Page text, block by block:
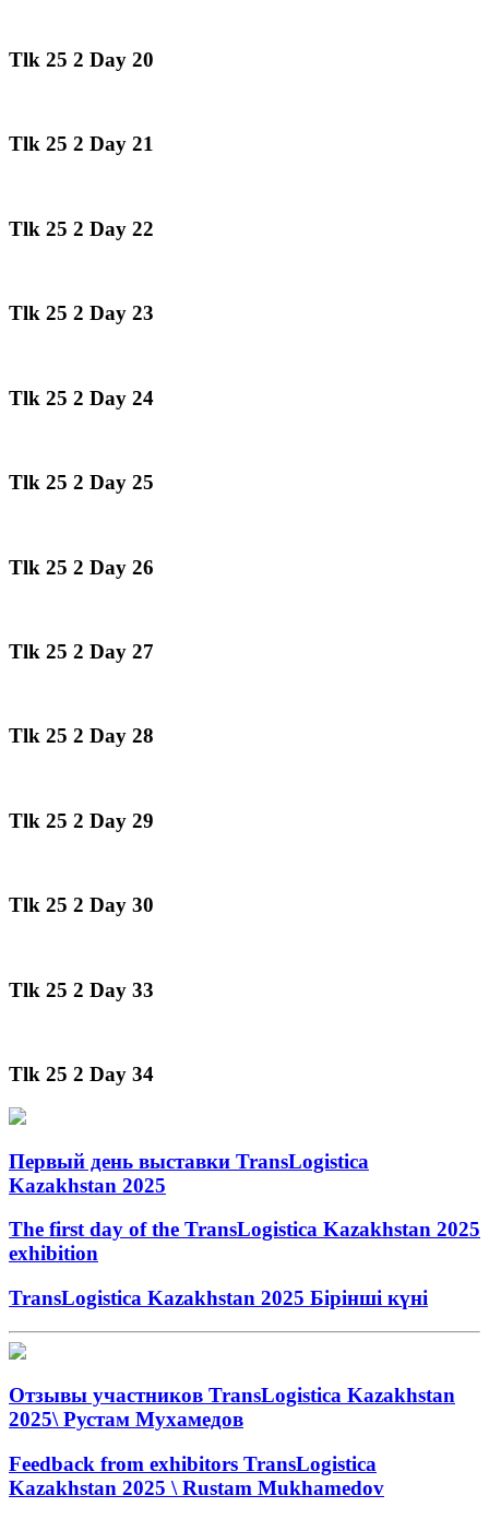
Tlk 25 2 Day 20
Tlk 25 2 Day 21
Tlk 25 2 Day 22
Tlk 25 2 Day 23
Tlk 25 2 Day 24
Tlk 25 2 Day 25
Tlk 25 2 Day 26
Tlk 25 2 Day 27
Tlk 25 2 Day 28
Tlk 25 2 Day 29
Tlk 25 2 Day 30
Tlk 25 2 Day 33
Tlk 25 2 Day 34
Первый день выставки TransLogistica
Kazakhstan 2025
The first day of the TransLogistica Kazakhstan 2025
exhibition
TransLogistica Kazakhstan 2025 Бірінші күні
Отзывы участников TransLogistica Kazakhstan
2025\ Рустам Мухамедов
Feedback from exhibitors TransLogistica
Kazakhstan 2025 \ Rustam Mukhamedov